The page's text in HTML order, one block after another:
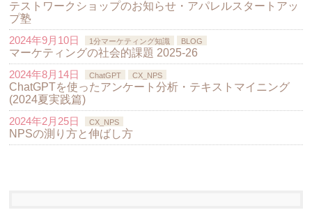
テストワークショップのお知らせ・アパレルスタートアッ
プ塾
2024年9月10日
1分マーケティング知識 BLOG
マーケティングの社会的課題 2025-26
2024年8月14日
ChatGPT CX_NPS
ChatGPTを使ったアンケート分析・テキストマイニング
(2024夏実践篇)
2024年2月25日
CX_NPS
NPSの測り方と伸ばし方